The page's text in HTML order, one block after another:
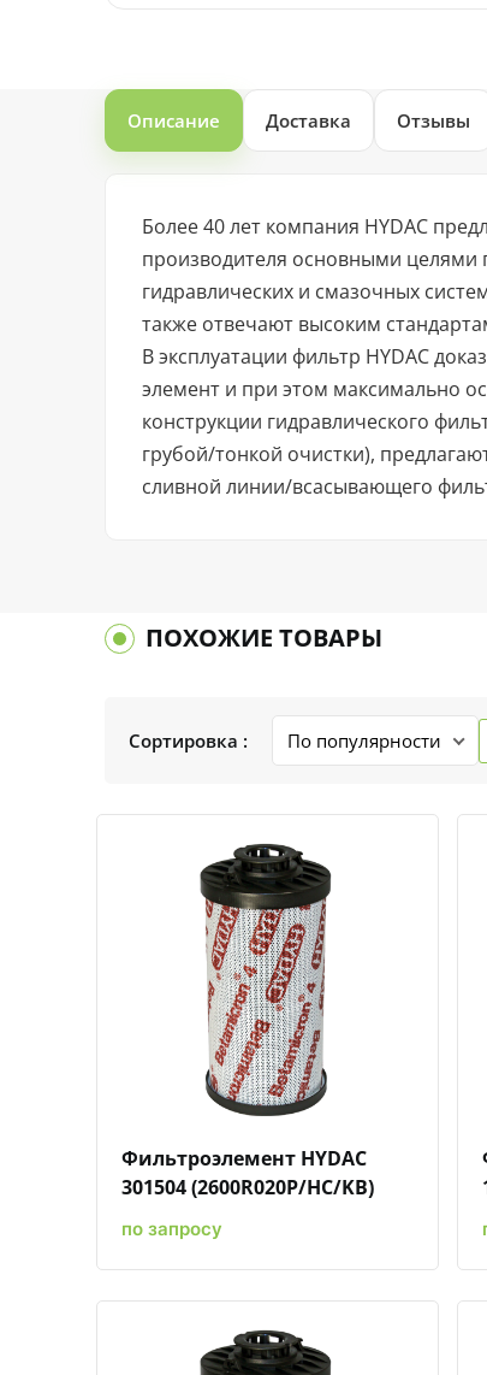
Описание Доставка Отзывы
Более 40 лет компания HYDAC
производителя основными целями
гидравлических и смазочных
также отвечают высоким
В эксплуатации фильтр HYDAС
элемент и при этом максимально
конструкции гидравлического
грубой/тонкой очистки),
сливной линии/всасывающего
ПОХОЖИЕ ТОВАРЫ
Сортировка :
Быстрый просмотрДобавить к сравнениюДобавить в избранное
Фильтроэлемент HYDAC
301504 (2600R020P/HC/KB)
по запросу